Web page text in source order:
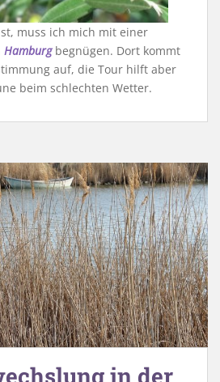
muss ich mich mit einer
Hamburgbegnügen. Dort kommt
auf, die Tour hilft aber
beim schlechten Wetter.